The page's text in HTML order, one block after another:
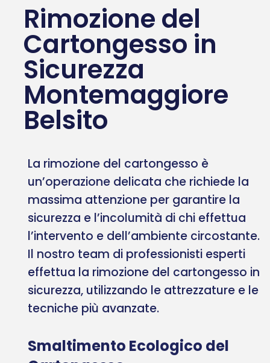
Rimozione del
Cartongesso in
Sicurezza
Montemaggiore
Belsito
La rimozione del cartongesso è
un’operazione delicata che richiede la
massima attenzione per garantire la
sicurezza e l’incolumità di chi effettua
l’intervento e dell’ambiente circostante.
Il nostro team di professionisti esperti
effettua la rimozione del cartongesso in
sicurezza, utilizzando le attrezzature e le
tecniche più avanzate.
Smaltimento Ecologico del